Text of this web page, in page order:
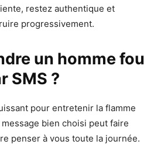
restez authentique et
progressivement.
un homme fou
SMS ?
pour entretenir la flamme
bien choisi peut faire
penser à vous toute la journée.